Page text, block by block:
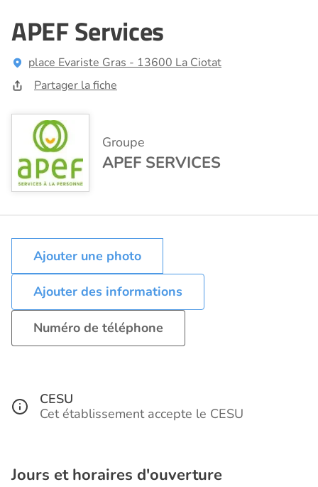
APEF Services
place Evariste Gras - 13600 La Ciotat
Partager la fiche
Groupe
APEF SERVICES
Ajouter des informations
Numéro de téléphone
CESU
Cet établissement accepte le CESU
Jours et horaires d'ouverture